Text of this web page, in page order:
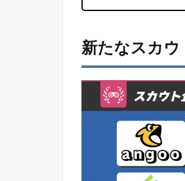
新たなスカウ